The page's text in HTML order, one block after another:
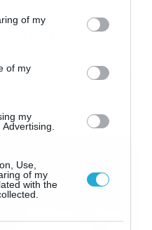
You may click to
and its third-party tags to
purposes in below Google
of my
of my
my
Use,
of my
with the
10 στις 10
σας στη γεωγραφία;
τις σημαίες των
και γνώστες των
καταφέρνουν το 10 στα